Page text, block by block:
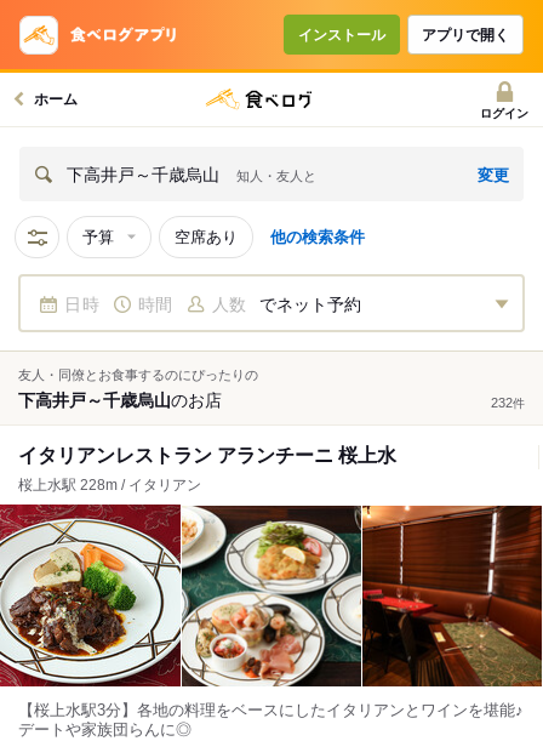
インストール アプリで開く
ホーム
ログイン
下高井戸～千歳烏山 知人・友人と 変更
予算 空席あり 他の検索条件
日時 時間 人数 でネット予約
友人・同僚とお食事するのにぴったりの
下高井戸～千歳烏山のお店 232件
イタリアンレストラン アランチーニ 桜上水
桜上水駅 228m / イタリアン
【桜上水駅3分】各地の料理をベースにしたイタリアンとワインを堪能♪
デートや家族団らんに◎